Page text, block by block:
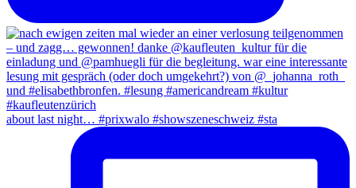
about last night… #prixwalo #showszeneschweiz #sta